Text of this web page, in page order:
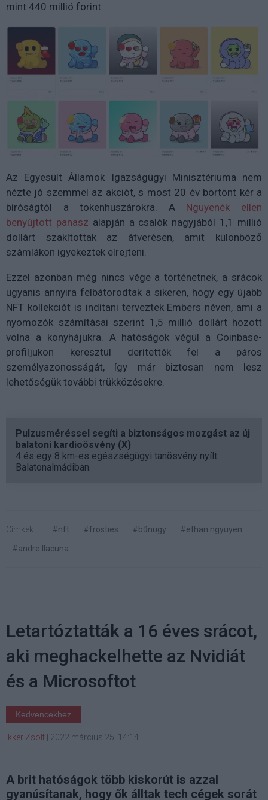
mint 440 millió forint.
Az Egyesült Államok Igazságügyi Minisztériuma nem
nézte jó szemmel az akciót, s most 20 év börtönt kér a
bíróságtól a tokenhuszárokra. A Nguyenék ellen
benyújtott panasz alapján a csalók nagyjából 1,1 millió
dollárt szakítottak az átverésen, amit különböző
számlákon igyekeztek elrejteni.
Ezzel azonban még nincs vége a történetnek, a srácok
ugyanis annyira felbátorodtak a sikeren, hogy egy újabb
NFT kollekciót is indítani terveztek Embers néven, ami a
nyomozók számításai szerint 1,5 millió dollárt hozott
volna a konyhájukra. A hatóságok végül a Coinbase-
profiljukon keresztül derítették fel a páros
személyazonosságát, így már biztosan nem lesz
lehetőségük további trükközésekre.
Pulzusméréssel segíti a biztonságos mozgást az új
balatoni kardioösvény (X)
4 és egy 8 km-es egészségügyi tanösvény nyílt
Balatonalmádiban.
Címkék: #nft #frosties #bűnügy
#ethan ngyuyen
#andre llacuna
Letartóztatták a 16 éves srácot,
aki meghackelhette az Nvidiát
és a Microsoftot
Kedvencekhez
Ikker Zsolt 2022 március 25. 14:14
A brit hatóságok több kiskorút is azzal
gyanúsítanak, hogy ők álltak tech cégek sorát